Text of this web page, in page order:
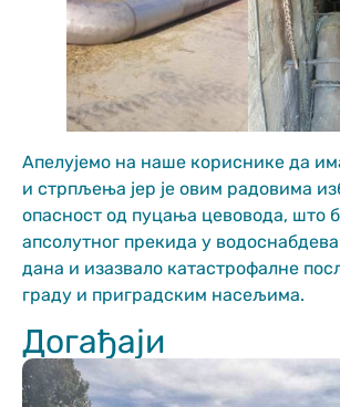
Догађаји
Апелујемо на наше кориснике да
и стрпљења јер је овим радовима
опасност од пуцања цевовода, што
апсолутног прекида у
дана и изазвало катастрофалне
граду и приградским насељима.